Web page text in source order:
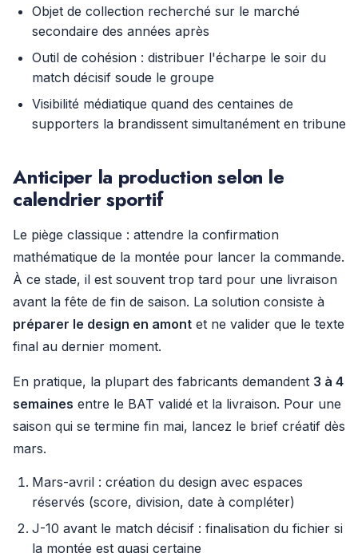
Objet de collection recherché sur le marché
secondaire des années après
Outil de cohésion : distribuer l'écharpe le soir du
match décisif soude le groupe
Visibilité médiatique quand des centaines de
supporters la brandissent simultanément en tribune
Anticiper la production selon le
calendrier sportif
Le piège classique : attendre la confirmation
mathématique de la montée pour lancer la commande.
À ce stade, il est souvent trop tard pour une livraison
avant la fête de fin de saison. La solution consiste à
préparer le design en amont et ne valider que le texte
final au dernier moment.
En pratique, la plupart des fabricants demandent 3 à 4
semaines entre le BAT validé et la livraison. Pour une
saison qui se termine fin mai, lancez le brief créatif dès
mars.
Mars-avril : création du design avec espaces
réservés (score, division, date à compléter)
J-10 avant le match décisif : finalisation du fichier si
la montée est quasi certaine